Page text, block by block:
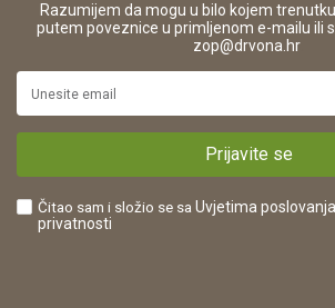
16280
https://www.drvona.hr/
POREZNI BROJ:
Reklamacije
Plaćanje karticama
Što dobivam registracijom?
Razumijem da mogu u bilo kojem
putem poveznice u primljenom e-mailu ili
zop@drvona.hr
Prijavite se
Čitao sam i složio se sa Uvjetima poslovanja
privatnosti